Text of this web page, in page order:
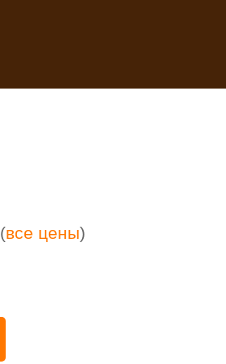
(все цены)